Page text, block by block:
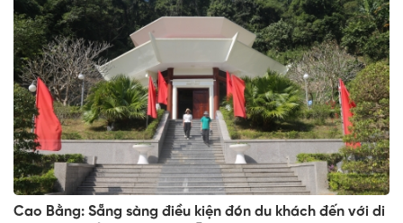
Cao Bằng: Sẵng sàng điều kiện đón du khách đến với di